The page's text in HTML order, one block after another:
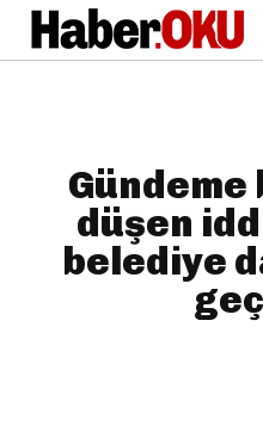
düşen
belediye